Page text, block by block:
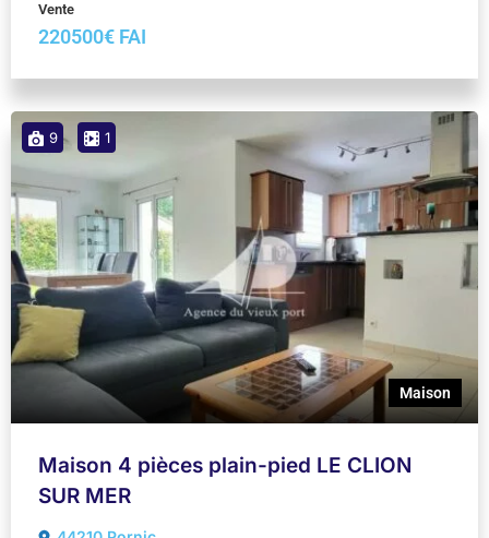
Vente
220500€ FAI
9 1
Maison
Maison 4 pièces plain-pied LE CLION
SUR MER